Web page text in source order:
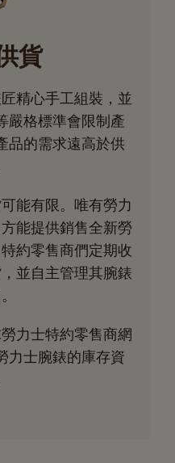
貨
精心手工組裝，並
嚴格標準會限制產
品的需求遠高於供
能有限。唯有勞力
能提供銷售全新勞
約零售商們定期收
並自主管理其腕錶
力士特約零售商網
力士腕錶的庫存資